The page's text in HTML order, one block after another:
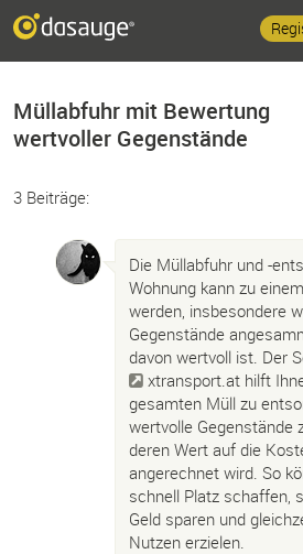
Müllabfuhr mit Bewertung
wertvoller Gegenstände
3 Beiträge:
Die Müllabfuhr und -
Wohnung kann zu
werden, insbesondere
Gegenstände
davon wertvoll ist. Der
xtransport.at hilft
gesamten Müll zu
wertvolle Gegenstände
deren Wert auf die
angerechnet wird. So
schnell Platz schaffen,
Geld sparen und
Nutzen erzielen.